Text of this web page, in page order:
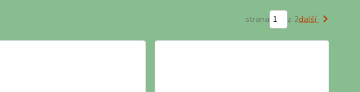
strana z 2další